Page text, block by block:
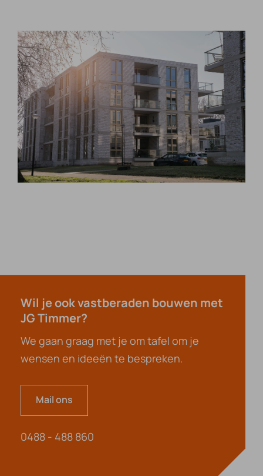
Wil je ook vastberaden bouwen met
JG Timmer?
We gaan graag met je om tafel om je
wensen en ideeën te bespreken.
Mail ons
0488 - 488 860